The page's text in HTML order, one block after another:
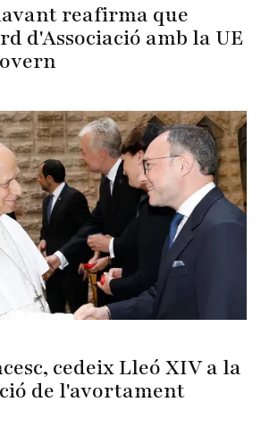
reafirma que
d'Associació amb la UE
cedeix Lleó XIV a la
de l'avortament